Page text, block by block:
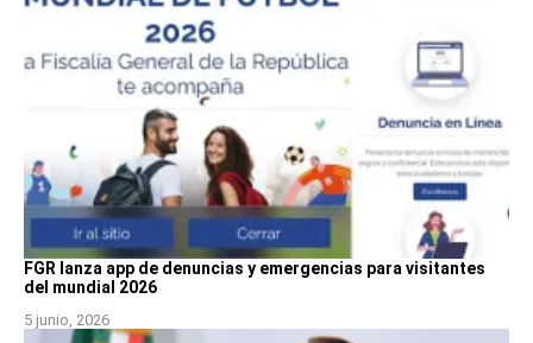
FGR lanza app de denuncias y emergencias para visitantes
del mundial 2026
5 junio, 2026